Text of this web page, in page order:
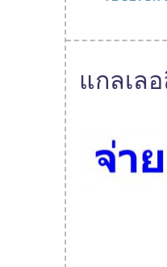
แกลเล